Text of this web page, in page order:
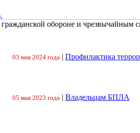
обороне и чрезвычайным
03 мая 2024 года | Профилактика
05 мая 2023 года | Владельцам БПЛА